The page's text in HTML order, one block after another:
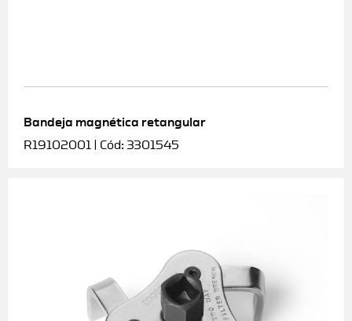
Bandeja magnética retangular
R19102001 | Cód: 3301545